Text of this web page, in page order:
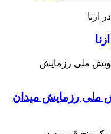
ملی رزمایش میدان